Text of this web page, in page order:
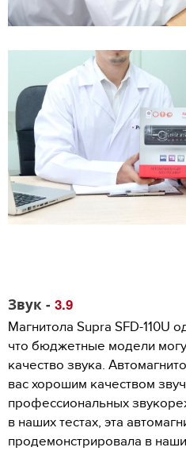
Звук - 3.9
Магнитола Supra SFD-110U
что бюджетные модели
качество звука.
вас хорошим качеством
профессиональных
в наших тестах, эта
продемонстрировала в